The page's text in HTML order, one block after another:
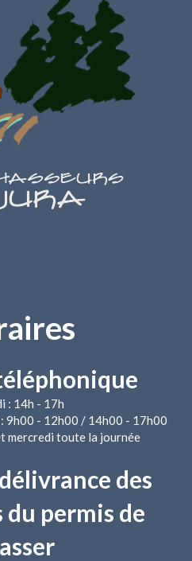
: 14h - 17h
9h00 - 12h00 / 14h00 - 17h00
mercredi toute la journée
des
permis de